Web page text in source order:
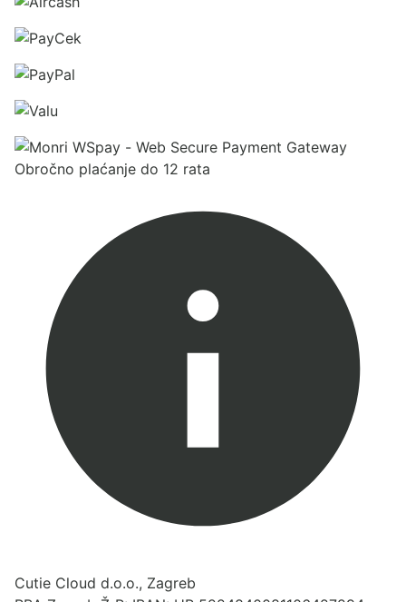
Obročno plaćanje do 12 rata
Cutie Cloud d.o.o., Zagreb